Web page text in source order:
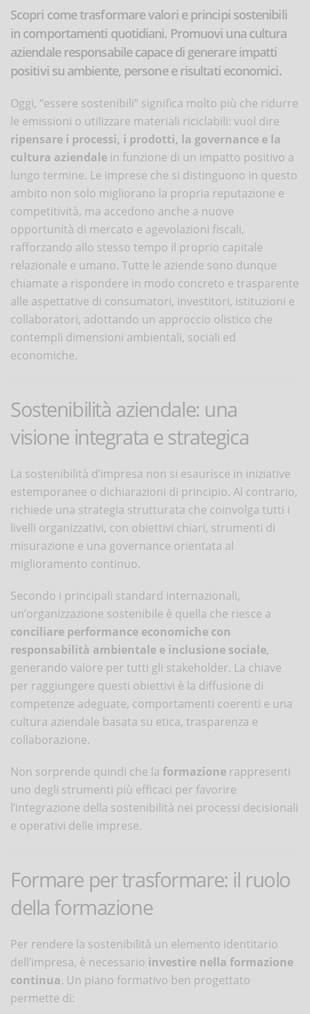
Scopri come trasformare valori e principi sostenibili
in comportamenti quotidiani. Promuovi una cultura
aziendale responsabile capace di generare impatti
positivi su ambiente, persone e risultati economici.
Oggi, “essere sostenibili” significa molto più che ridurre
le emissioni o utilizzare materiali riciclabili: vuol dire
ripensare i processi, i prodotti, la governance e la
cultura aziendale in funzione di un impatto positivo a
lungo termine. Le imprese che si distinguono in questo
ambito non solo migliorano la propria reputazione e
competitività, ma accedono anche a nuove
opportunità di mercato e agevolazioni fiscali,
rafforzando allo stesso tempo il proprio capitale
relazionale e umano. Tutte le aziende sono dunque
chiamate a rispondere in modo concreto e trasparente
alle aspettative di consumatori, investitori, istituzioni e
collaboratori, adottando un approccio olistico che
contempli dimensioni ambientali, sociali ed
economiche.
Sostenibilità aziendale: una
visione integrata e strategica
La sostenibilità d’impresa non si esaurisce in iniziative
estemporanee o dichiarazioni di principio. Al contrario,
richiede una strategia strutturata che coinvolga tutti i
livelli organizzativi, con obiettivi chiari, strumenti di
misurazione e una governance orientata al
miglioramento continuo.
Secondo i principali standard internazionali,
un’organizzazione sostenibile è quella che riesce a
conciliare performance economiche con
responsabilità ambientale e inclusione sociale,
generando valore per tutti gli stakeholder. La chiave
per raggiungere questi obiettivi è la diffusione di
competenze adeguate, comportamenti coerenti e una
cultura aziendale basata su etica, trasparenza e
collaborazione.
Non sorprende quindi che la formazione rappresenti
uno degli strumenti più efficaci per favorire
l’integrazione della sostenibilità nei processi decisionali
e operativi delle imprese.
Formare per trasformare: il ruolo
della formazione
Per rendere la sostenibilità un elemento identitario
dell’impresa, è necessario investire nella formazione
continua. Un piano formativo ben progettato
permette di: